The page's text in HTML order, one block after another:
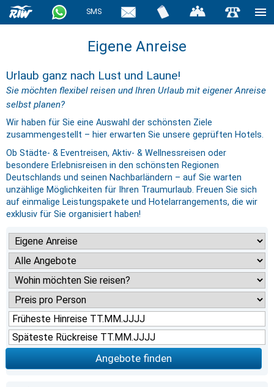
SMS
Eigene Anreise
Urlaub ganz nach Lust und Laune!
Sie möchten flexibel reisen und Ihren Urlaub mit eigener Anreise
selbst planen?
Wir haben für Sie eine Auswahl der schönsten Ziele
zusammengestellt – hier erwarten Sie unsere geprüften Hotels.
Ob Städte- & Eventreisen, Aktiv- & Wellnessreisen oder
besondere Erlebnisreisen in den schönsten Regionen
Deutschlands und seinen Nachbarländern – auf Sie warten
unzählige Möglichkeiten für Ihren Traumurlaub. Freuen Sie sich
auf einmalige Leistungspakete und Hotelarrangements, die wir
exklusiv für Sie organisiert haben!
Angebote finden